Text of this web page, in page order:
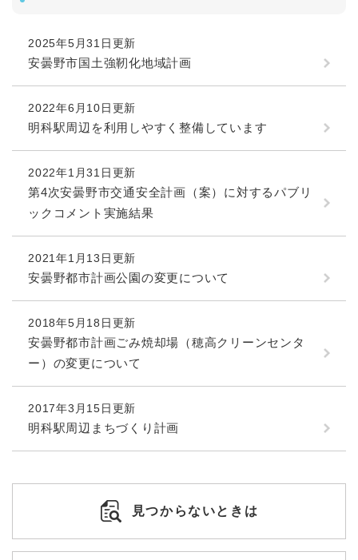
2025年5月31日更新
安曇野市国土強靭化地域計画
2022年6月10日更新
明科駅周辺を利用しやすく整備しています
2022年1月31日更新
第4次安曇野市交通安全計画（案）に対するパブリ
ックコメント実施結果
2021年1月13日更新
安曇野都市計画公園の変更について
2018年5月18日更新
安曇野都市計画ごみ焼却場（穂高クリーンセンタ
ー）の変更について
2017年3月15日更新
明科駅周辺まちづくり計画
見つからないときは